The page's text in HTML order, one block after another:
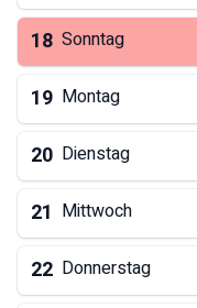
18 Sonntag
19 Montag
20 Dienstag
21 Mittwoch
22 Donnerstag